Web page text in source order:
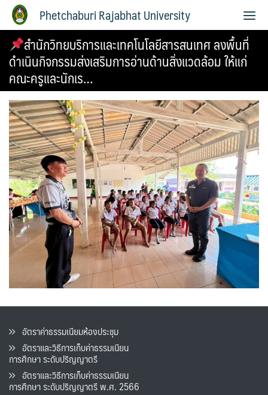
Phetchaburi Rajabhat University
สำนักวิทยบริการและเทคโนโลยีสารสนเทศ ลงพื้นที่
ดำเนินกิจกรรมส่งเสริมการอ่านด้านสิ่งแวดล้อม ให้แก่
คณะครูและนักเร…
อัตราค่าธรรมเนียมห้องประชุม
อัตราและวิธีการเก็บค่าธรรมเนียน
การศึกษา ระดับปริญญาตรี
อัตราและวิธีการเก็บค่าธรรมเนียน
การศึกษา ระดับปริญญาตรี พ.ศ. 2566